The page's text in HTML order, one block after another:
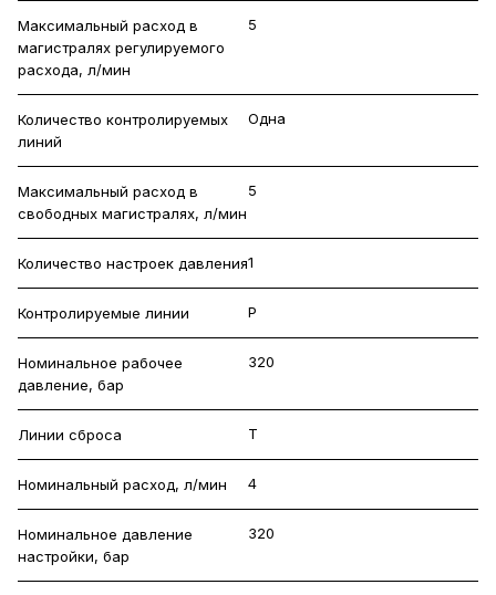
Максимальный расход в
магистралях регулируемого
расхода, л/мин
5
Количество контролируемых
линий
Одна
Максимальный расход в
свободных магистралях, л/мин
5
Количество настроек давления1
Контролируемые линии P
Номинальное рабочее
давление, бар
320
Линии сброса T
Номинальный расход, л/мин 4
Номинальное давление
настройки, бар
320